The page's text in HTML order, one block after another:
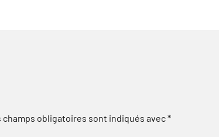
champs obligatoires sont indiqués avec*